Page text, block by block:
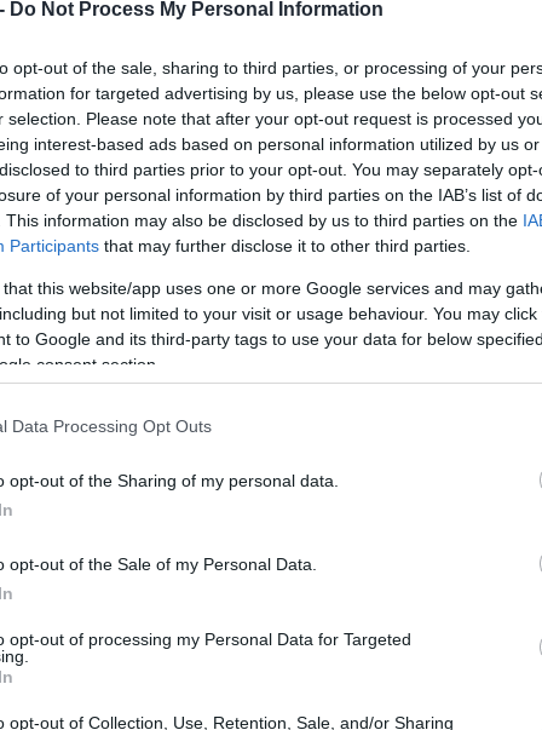
Do Not Process My Personal Information
opt-out of the sale, sharing to third parties, or processing of your
for targeted advertising by us, please use the below opt-out
selection. Please note that after your opt-out request is processed
interest-based ads based on personal information utilized by us
to third parties prior to your opt-out. You may separately
of your personal information by third parties on the IAB’s list of
This information may also be disclosed by us to third parties on the
Participants that may further disclose it to other third parties.
that this website/app uses one or more Google services and may
but not limited to your visit or usage behaviour. You may
to Google and its third-party tags to use your data for below
consent section.
Data Processing Opt Outs
opt-out of the Sharing of my personal data.
opt-out of the Sale of my Personal Data.
opt-out of processing my Personal Data for Targeted
opt-out of Collection, Use, Retention, Sale, and/or Sharing
εισφορές για τις συγκεκριμένες
επί του ωρομισθίου της οκτάωρης
η προσαύξηση που αντιστοιχεί σε
εργασία και απασχόληση σε ημέρες
«συμβάλλει στη δημιουργία
τη δήλωση της πρόσθετης εργασίας
πραγματικών ωρών απασχόλησης.
της αδήλωτης και
αθέμιτου ανταγωνισμού.
15:23
15:00
14:49